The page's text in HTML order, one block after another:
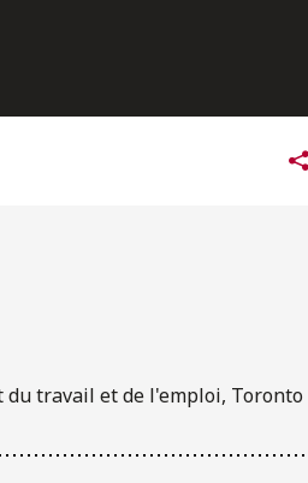
du travail et de l'emploi, Toronto